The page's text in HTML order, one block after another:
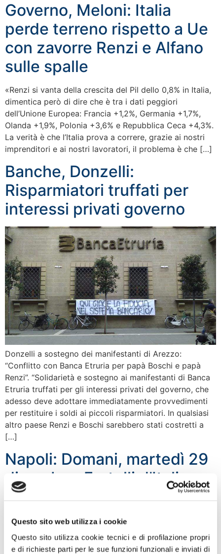
Questo sito web utilizza i cookie
Questo sito utilizza cookie tecnici e di profilazione propri
e di richieste parti per le sue funzioni funzionali e inviati di
Governo, Meloni: Italia
perde terreno rispetto a Ue
con zavorre Renzi e Alfano
sulle spalle
«Renzi si vanta della crescita del Pil dello 0,8% in Italia,
dimentica però di dire che è tra i dati peggiori
dell’Unione Europea: Francia +1,2%, Germania +1,7%,
Olanda +1,9%, Polonia +3,6% e Repubblica Ceca +4,3%.
La verità è che l’Italia prova a correre, grazie ai nostri
imprenditori e ai nostri lavoratori, il problema è che […]
Banche, Donzelli:
Risparmiatori truffati per
interessi privati governo
Donzelli a sostegno dei manifestanti di Arezzo:
“Conflitto con Banca Etruria per papà Boschi e papà
Renzi”. “Solidarietà e sostegno ai manifestanti di Banca
Etruria truffati per gli interessi privati del governo, che
adesso deve adottare immediatamente provvedimenti
per restituire i soldi ai piccoli risparmiatori. In qualsiasi
altro paese Renzi e Boschi sarebbero stati costretti a
[…]
Napoli: Domani, martedì 29
dicembre, Fratelli d’Italia –
An presenta alla stampa il
suo calendario 2016